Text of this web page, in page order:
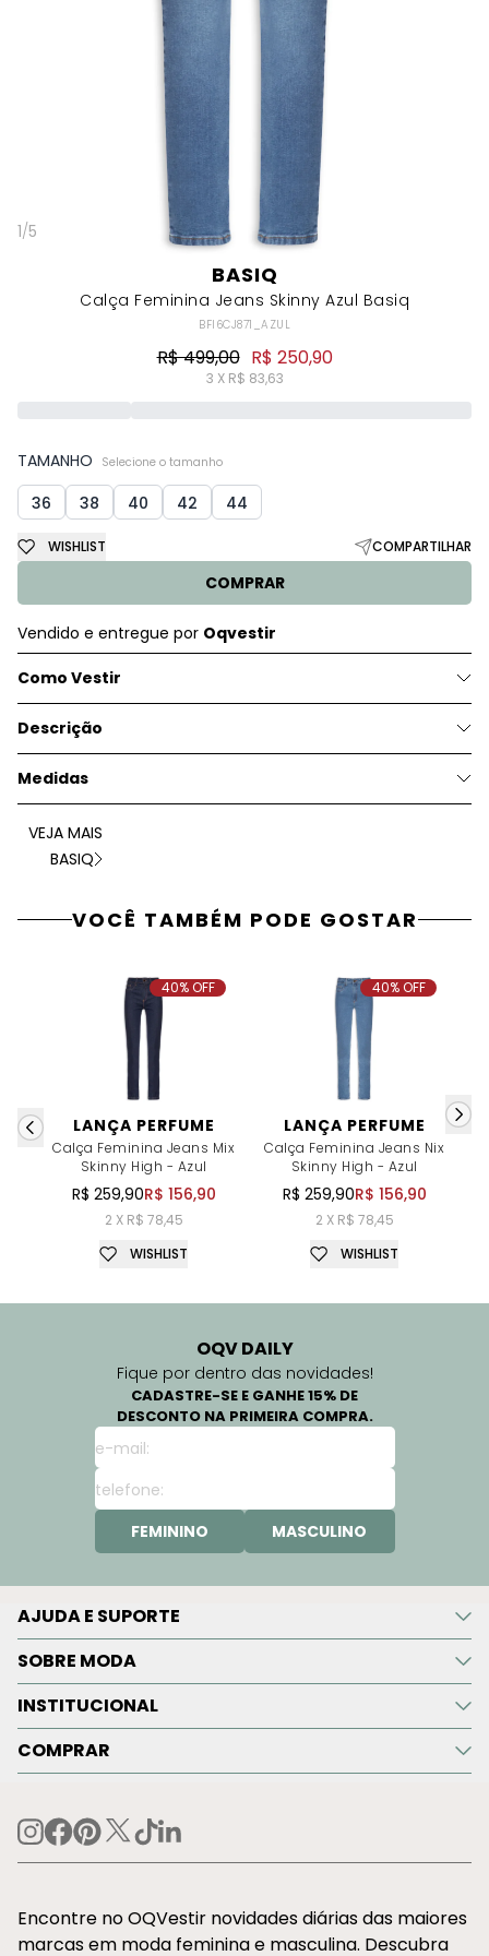
1/5
BASIQ
Calça Feminina Jeans Skinny Azul Basiq
BFI6CJ871_AZUL
R$ 499,00 R$ 250,90
3 X R$ 83,63
TAMANHO Selecione o tamanho
36 38 40 42 44
COMPRAR
WISHLIST COMPARTILHAR
Vendido e entregue por Oqvestir
Como Vestir
Descrição
Medidas
VEJA MAIS
BASIQ
VOCÊ TAMBÉM PODE GOSTAR
LANÇA PERFUME
Calça Feminina Jeans Mix
Skinny High - Azul
R$ 259,90R$ 156,90
2 X R$ 78,45
40% OFF
WISHLIST
LANÇA PERFUME
Calça Feminina Jeans Nix
Skinny High - Azul
R$ 259,90R$ 156,90
2 X R$ 78,45
40% OFF
WISHLIST
OQV DAILY
Fique por dentro das novidades!
CADASTRE-SE E GANHE 15% DE
DESCONTO NA PRIMEIRA COMPRA.
FEMININO MASCULINO
AJUDA E SUPORTE
SOBRE MODA
INSTITUCIONAL
COMPRAR
Encontre no OQVestir novidades diárias das maiores
marcas em moda feminina e masculina. Descubra